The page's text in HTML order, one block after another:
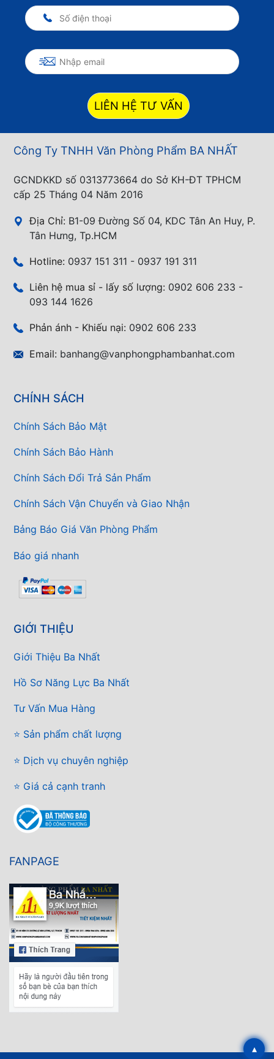
LIÊN HỆ TƯ VẤN
Công Ty TNHH Văn Phòng Phẩm BA NHẤT
GCNDKKD số 0313773664 do Sở KH-ĐT TPHCM
cấp 25 Tháng 04 Năm 2016
Địa Chỉ: B1-09 Đường Số 04, KDC Tân An Huy, P.
Tân Hưng, Tp.HCM
Hotline: 0937 151 311 - 0937 191 311
Liên hệ mua sỉ - lấy số lượng: 0902 606 233 -
093 144 1626
Phản ánh - Khiếu nại: 0902 606 233
Email: banhang@vanphongphambanhat.com
CHÍNH SÁCH
Chính Sách Bảo Mật
Chính Sách Bảo Hành
Chính Sách Đổi Trả Sản Phẩm
Chính Sách Vận Chuyển và Giao Nhận
Bảng Báo Giá Văn Phòng Phẩm
Báo giá nhanh
GIỚI THIỆU
Giới Thiệu Ba Nhất
Hồ Sơ Năng Lực Ba Nhất
Tư Vấn Mua Hàng
⭐ Sản phẩm chất lượng
⭐ Dịch vụ chuyên nghiệp
⭐ Giá cả cạnh tranh
FANPAGE
▴